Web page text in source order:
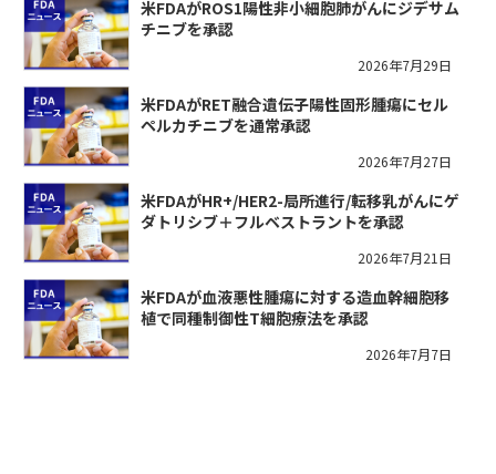
米FDAがROS1陽性非小細胞肺がんにジデサム
チニブを承認
2026年7月29日
米FDAがRET融合遺伝子陽性固形腫瘍にセル
ペルカチニブを通常承認
2026年7月27日
米FDAがHR+/HER2-局所進行/転移乳がんにゲ
ダトリシブ＋フルベストラントを承認
2026年7月21日
米FDAが血液悪性腫瘍に対する造血幹細胞移
植で同種制御性T細胞療法を承認
2026年7月7日